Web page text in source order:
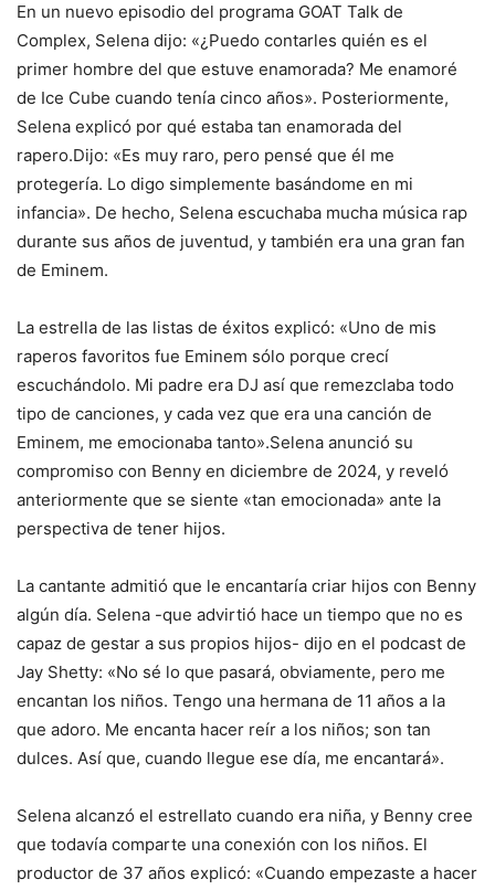
En un nuevo episodio del programa GOAT Talk de
Complex, Selena dijo: «¿Puedo contarles quién es el
primer hombre del que estuve enamorada? Me enamoré
de Ice Cube cuando tenía cinco años». Posteriormente,
Selena explicó por qué estaba tan enamorada del
rapero.Dijo: «Es muy raro, pero pensé que él me
protegería. Lo digo simplemente basándome en mi
infancia». De hecho, Selena escuchaba mucha música rap
durante sus años de juventud, y también era una gran fan
de Eminem.
La estrella de las listas de éxitos explicó: «Uno de mis
raperos favoritos fue Eminem sólo porque crecí
escuchándolo. Mi padre era DJ así que remezclaba todo
tipo de canciones, y cada vez que era una canción de
Eminem, me emocionaba tanto».Selena anunció su
compromiso con Benny en diciembre de 2024, y reveló
anteriormente que se siente «tan emocionada» ante la
perspectiva de tener hijos.
La cantante admitió que le encantaría criar hijos con Benny
algún día. Selena -que advirtió hace un tiempo que no es
capaz de gestar a sus propios hijos- dijo en el podcast de
Jay Shetty: «No sé lo que pasará, obviamente, pero me
encantan los niños. Tengo una hermana de 11 años a la
que adoro. Me encanta hacer reír a los niños; son tan
dulces. Así que, cuando llegue ese día, me encantará».
Selena alcanzó el estrellato cuando era niña, y Benny cree
que todavía comparte una conexión con los niños. El
productor de 37 años explicó: «Cuando empezaste a hacer